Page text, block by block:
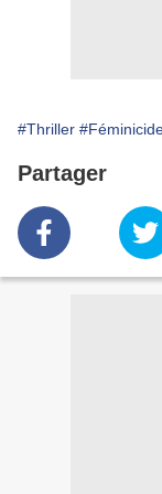
#Thriller
Partager